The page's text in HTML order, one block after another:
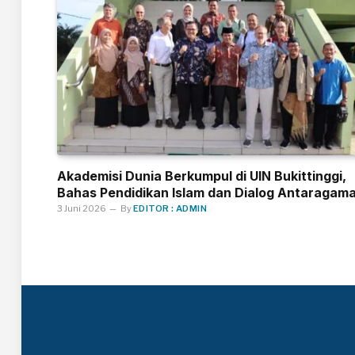
Akademisi Dunia Berkumpul di UIN Bukittinggi,
Bahas Pendidikan Islam dan Dialog
3 Juni 2026 ByEDITOR : ADMIN